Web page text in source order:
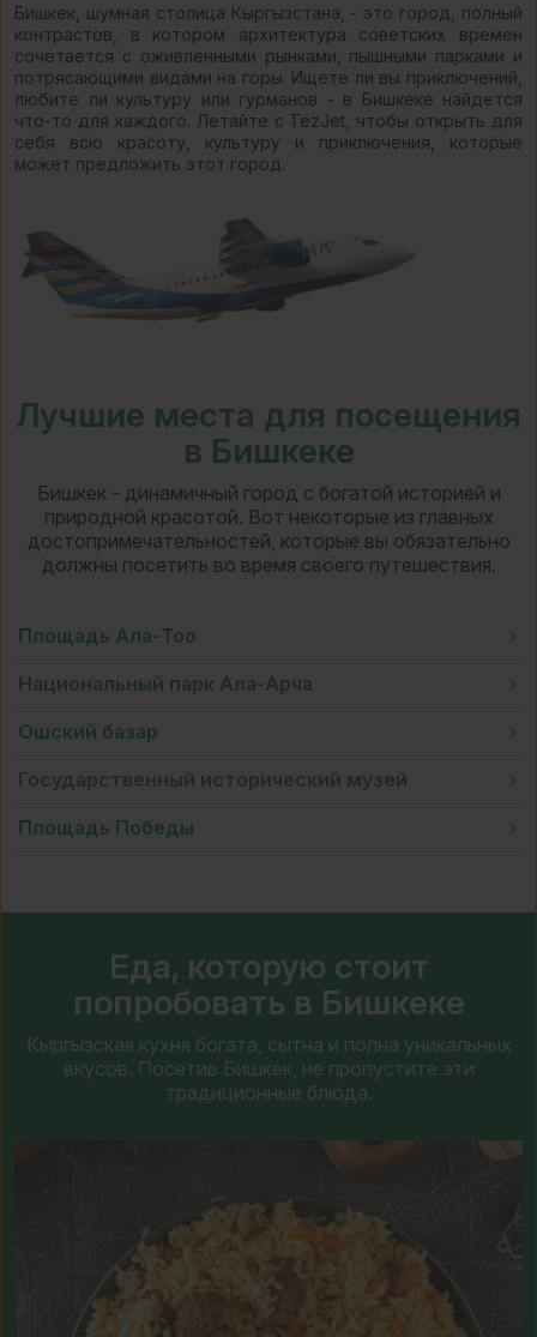
Бишкек, шумная столица Кыргызстана, - это город, полный
контрастов, в котором архитектура советских времен
сочетается с оживленными рынками, пышными парками и
потрясающими видами на горы. Ищете ли вы приключений,
любите ли культуру или гурманов - в Бишкеке найдется
что-то для каждого. Летайте с TezJet, чтобы открыть для
себя всю красоту, культуру и приключения, которые
может предложить этот город.
Лучшие места для посещения
в Бишкеке
Бишкек - динамичный город с богатой историей и
природной красотой. Вот некоторые из главных
достопримечательностей, которые вы обязательно
должны посетить во время своего путешествия.
Площадь Ала-Тоо
Национальный парк Ала-Арча
Ошский базар
Государственный исторический музей
Площадь Победы
Еда, которую стоит
попробовать в Бишкеке
Кыргызская кухня богата, сытна и полна уникальных
вкусов. Посетив Бишкек, не пропустите эти
традиционные блюда.